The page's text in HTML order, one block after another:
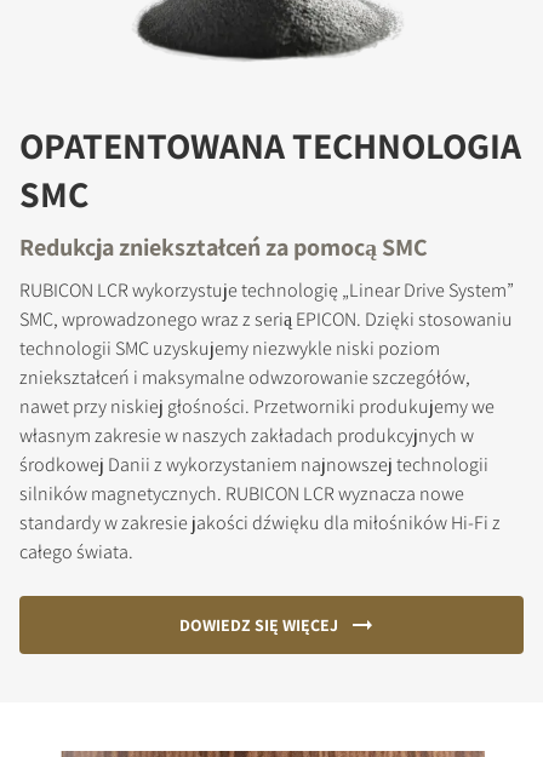
OPATENTOWANA TECHNOLOGIA
SMC
Redukcja zniekształceń za pomocą SMC
RUBICON LCR wykorzystuje technologię „Linear Drive System”
SMC, wprowadzonego wraz z serią EPICON. Dzięki stosowaniu
technologii SMC uzyskujemy niezwykle niski poziom
zniekształceń i maksymalne odwzorowanie szczegółów,
nawet przy niskiej głośności. Przetworniki produkujemy we
własnym zakresie w naszych zakładach produkcyjnych w
środkowej Danii z wykorzystaniem najnowszej technologii
silników magnetycznych. RUBICON LCR wyznacza nowe
standardy w zakresie jakości dźwięku dla miłośników Hi-Fi z
całego świata.
DOWIEDZ SIĘ WIĘCEJ